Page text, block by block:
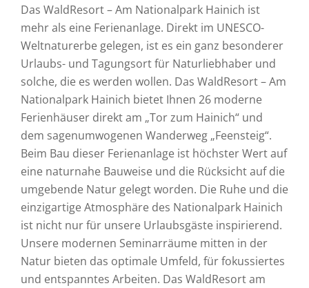
Das WaldResort – Am Nationalpark Hainich ist
mehr als eine Ferienanlage. Direkt im UNESCO-
Weltnaturerbe gelegen, ist es ein ganz besonderer
Urlaubs- und Tagungsort für Naturliebhaber und
solche, die es werden wollen. Das WaldResort – Am
Nationalpark Hainich bietet Ihnen 26 moderne
Ferienhäuser direkt am „Tor zum Hainich“ und
dem sagenumwogenen Wanderweg „Feensteig“.
Beim Bau dieser Ferienanlage ist höchster Wert auf
eine naturnahe Bauweise und die Rücksicht auf die
umgebende Natur gelegt worden. Die Ruhe und die
einzigartige Atmosphäre des Nationalpark Hainich
ist nicht nur für unsere Urlaubsgäste inspirierend.
Unsere modernen Seminarräume mitten in der
Natur bieten das optimale Umfeld, für fokussiertes
und entspanntes Arbeiten. Das WaldResort am